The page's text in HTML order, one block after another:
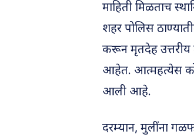
माहिती मिळताच
शहर पोलिस
करून मृतदेह उत्तरीय
आहेत. आत्महत्येस
आली आहे.
दरम्यान, मुलींना